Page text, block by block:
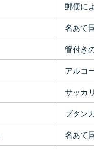
郵便に
名あて
管付き
アルコ
サッカ
ブタン
名あて